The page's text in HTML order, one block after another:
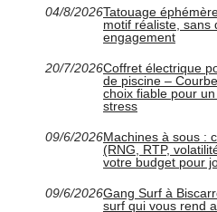
04/8/2026Tatouage
motif réaliste, sans
engagement
20/7/2026Coffret électrique
de piscine –
choix fiable pour
stress
09/6/2026Machines à sous :
(RNG, RTP,
votre budget pour
09/6/2026Gang Surf à
surf qui vous rend